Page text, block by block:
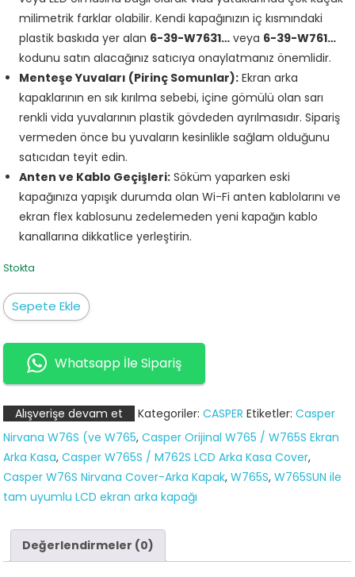
milimetrik farklar olabilir. Kendi kapağınızın iç kısmındaki
plastik baskıda yer alan 6-39-W7631… veya 6-39-W761…
kodunu satın alacağınız satıcıya onaylatmanız önemlidir.
Menteşe Yuvaları (Pirinç Somunlar): Ekran arka
kapaklarının en sık kırılma sebebi, içine gömülü olan sarı
renkli vida yuvalarının plastik gövdeden ayrılmasıdır. Sipariş
vermeden önce bu yuvaların kesinlikle sağlam olduğunu
satıcıdan teyit edin.
Anten ve Kablo Geçişleri: Söküm yaparken eski
kapağınıza yapışık durumda olan Wi-Fi anten kablolarını ve
ekran flex kablosunu zedelemeden yeni kapağın kablo
kanallarına dikkatlice yerleştirin.
Stokta
Casper
Nirvana
W76S
W765,
W765SUN
ile
tam
uyumlu
LCD
arka
kapağı
Sepete Ekle
Whatsapp İle Sipariş
Alışverişe devam et Kategoriler:CASPER Etiketler:Casper
Nirvana W76S (ve W765,Casper Orijinal W765 / W765S Ekran
Arka Kasa,Casper W765S / M762S LCD Arka Kasa Cover,
Casper W76S Nirvana Cover-Arka Kapak,W765S,W765SUN ile
tam uyumlu LCD ekran arka kapağı
Değerlendirmeler (0)